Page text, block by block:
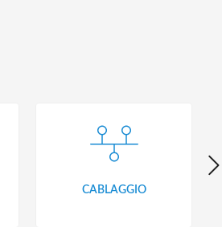
CABLAGGIO